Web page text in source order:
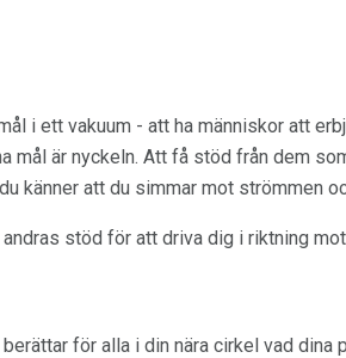
i ett vakuum - att ha människor att
mål är nyckeln. Att få stöd från dem
känner att du simmar mot strömmen
andras stöd för att driva dig i riktning
för alla i din nära cirkel vad dina